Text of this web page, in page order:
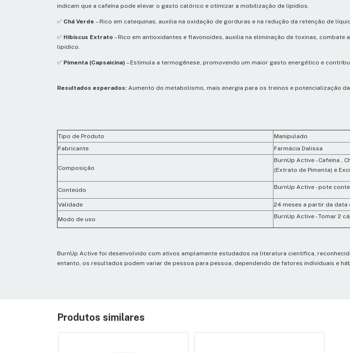
indicam que a cafeína pode elevar o gasto calórico e otimizar a mobilização de lipídios.
✅ Chá Verde – Rico em catequinas, auxilia na oxidação de gorduras e na redução da retenção de
✅ Hibiscus Extrato – Rico em antioxidantes e flavonoides, auxilia na eliminação de toxinas,
lipídico.
✅ Pimenta (Capsaicina) – Estimula a termogênese, promovendo um maior gasto energético e
Resultados esperados: Aumento do metabolismo, mais energia para os treinos e potencialização
Tipo de Produto
Manipulado
Fabricante
Farmácia Dalissa
Composição
BurnUp Active - Cafeína ,
(Extrato de Pimenta) e
Conteúdo BurnUp Active - pote
Validade 24 meses a partir da data
Modo de uso BurnUp Active - Tomar 2
BurnUp Active foi desenvolvido com ativos amplamente estudados na literatura científica,
entanto, os resultados podem variar de pessoa para pessoa, dependendo de fatores individuais e
Produtos similares